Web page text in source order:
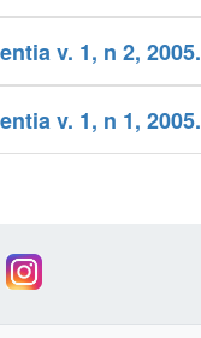
v. 1, n 2, 2005.
v. 1, n 1, 2005.